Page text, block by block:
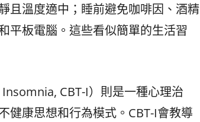
且溫度適中；睡前避免咖啡因、酒精
平板電腦。這些看似簡單的生活習
CBT-I）則是一種心理治
健康思想和行為模式。CBT-I會教導